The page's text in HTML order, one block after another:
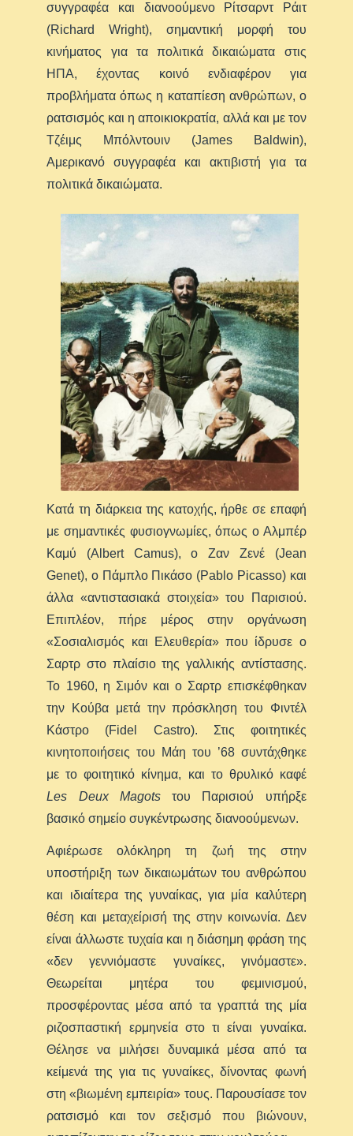
συγγραφέα και διανοούμενο Ρίτσαρντ Ράιτ
(Richard Wright), σημαντική μορφή του
κινήματος για τα πολιτικά δικαιώματα στις
ΗΠΑ, έχοντας κοινό ενδιαφέρον για
προβλήματα όπως η καταπίεση ανθρώπων, ο
ρατσισμός και η αποικιοκρατία, αλλά και με τον
Τζέιμς Μπόλντουιν (James Baldwin),
Αμερικανό συγγραφέα και ακτιβιστή για τα
πολιτικά δικαιώματα.
Κατά τη διάρκεια της κατοχής, ήρθε σε επαφή
με σημαντικές φυσιογνωμίες, όπως ο Αλμπέρ
Καμύ (Albert Camus), ο Ζαν Ζενέ (Jean
Genet), ο Πάμπλο Πικάσο (Pablo Picasso) και
άλλα «αντιστασιακά στοιχεία» του Παρισιού.
Επιπλέον, πήρε μέρος στην οργάνωση
«Σοσιαλισμός και Ελευθερία» που ίδρυσε ο
Σαρτρ στο πλαίσιο της γαλλικής αντίστασης.
Το 1960, η Σιμόν και ο Σαρτρ επισκέφθηκαν
την Κούβα μετά την πρόσκληση του Φιντέλ
Κάστρο (Fidel Castro). Στις φοιτητικές
κινητοποιήσεις του Μάη του ’68 συντάχθηκε
με το φοιτητικό κίνημα, και το θρυλικό καφέ
Les Deux Magotsτου Παρισιού υπήρξε
βασικό σημείο συγκέντρωσης διανοούμενων.
Αφιέρωσε ολόκληρη τη ζωή της στην
υποστήριξη των δικαιωμάτων του ανθρώπου
και ιδιαίτερα της γυναίκας, για μία καλύτερη
θέση και μεταχείρισή της στην κοινωνία. Δεν
είναι άλλωστε τυχαία και η διάσημη φράση της
«δεν γεννιόμαστε γυναίκες, γινόμαστε».
Θεωρείται μητέρα του φεμινισμού,
προσφέροντας μέσα από τα γραπτά της μία
ριζοσπαστική ερμηνεία στο τι είναι γυναίκα.
Θέλησε να μιλήσει δυναμικά μέσα από τα
κείμενά της για τις γυναίκες, δίνοντας φωνή
στη «βιωμένη εμπειρία» τους. Παρουσίασε τον
ρατσισμό και τον σεξισμό που βιώνουν,